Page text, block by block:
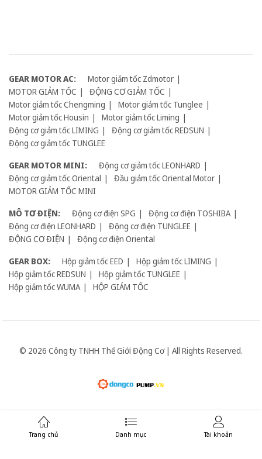
GEAR MOTOR AC:
Motor giảm tốc Zdmotor
MOTOR GIẢM TỐC
ĐỘNG CƠ GIẢM TỐC
Motor giảm tốc Chengming
Motor giảm tốc Tunglee
Motor giảm tốc Housin
Motor giảm tốc Liming
Động cơ giảm tốc LIMING
Động cơ giảm tốc REDSUN
Động cơ giảm tốc TUNGLEE
GEAR MOTOR MINI:
Động cơ giảm tốc LEONHARD
Động cơ giảm tốc Oriental
Đầu giảm tốc Oriental Motor
MOTOR GIẢM TỐC MINI
MÔ TƠ ĐIỆN:
Động cơ điện SPG
Động cơ điện TOSHIBA
Động cơ điện LEONHARD
Động cơ điện TUNGLEE
ĐỘNG CƠ ĐIỆN
Động cơ điện Oriental
GEAR BOX:
Hộp giảm tốc EED
Hộp giảm tốc LIMING
Hộp giảm tốc REDSUN
Hộp giảm tốc TUNGLEE
Hộp giảm tốc WUMA
HỘP GIẢM TỐC
© 2026 Công ty TNHH Thế Giới Động Cơ | All Rights Reserved.
Giữ liên lạc:
Trang chủ Danh mục Tài khoản